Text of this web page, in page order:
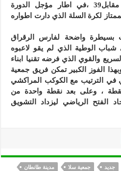
طانطان بحصة عريضة 70 مقابل39 ،في اطار مؤجل الدورة
لكرة السلة الذي دارت اطواره
بسيطرة واضحة لفارس الرقراق
الوطية الذي لم يقو لاعبوه
والقوي الذي فرضه تقنيا ابناء
الفوز الكبير تمكن فريق جمعية
في الترتيب مع الكوكب المراكشي
مجموعة الجنوب ب12نقطة ، وعلى بعد نقطة واحدة من
الفتح الرياضي ليزداد التشويق
جديد جمعية سلا مدينة طانطان